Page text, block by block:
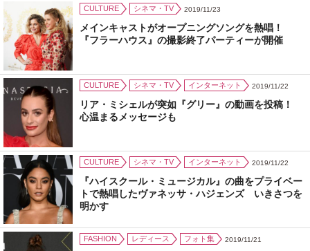
CULTURE シネマ・TV 2019/11/23
メインキャストがオープニングソングを熱唱！
『フラーハウス』の撮影終了パーティーが開催
CULTURE シネマ・TV インターネット 2019/11/22
リア・ミシェルが突如『グリー』の動画を投稿！
心温まるメッセージも
CULTURE シネマ・TV インターネット 2019/11/22
『ハイスクール・ミュージカル』の曲をプライベー
トで熱唱したヴァネッサ・ハジェンズ いきさつを
明かす
FASHION レディース フォト集 2019/11/21